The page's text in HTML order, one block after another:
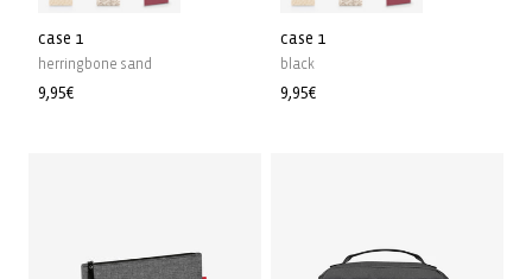
case 1
herringbone sand
Prix
9,95€
case 1
black
Prix
9,95€